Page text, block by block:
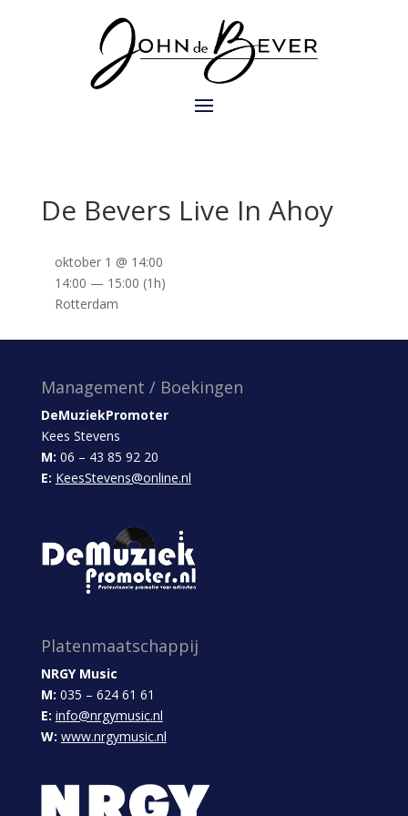
De Bevers Live In Ahoy
oktober 1 @ 14:00
14:00 — 15:00 (1h)
Rotterdam
Management / Boekingen
DeMuziekPromoter
Kees Stevens
M: 06 – 43 85 92 20
E: KeesStevens@online.nl
Platenmaatschappij
NRGY Music
M: 035 – 624 61 61
E: info@nrgymusic.nl
W: www.nrgymusic.nl